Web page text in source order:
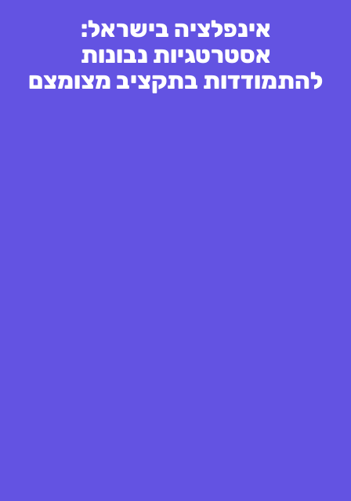
אינפלציה בישראל:
אסטרטגיות נבונות
להתמודדות בתקציב מצומצם